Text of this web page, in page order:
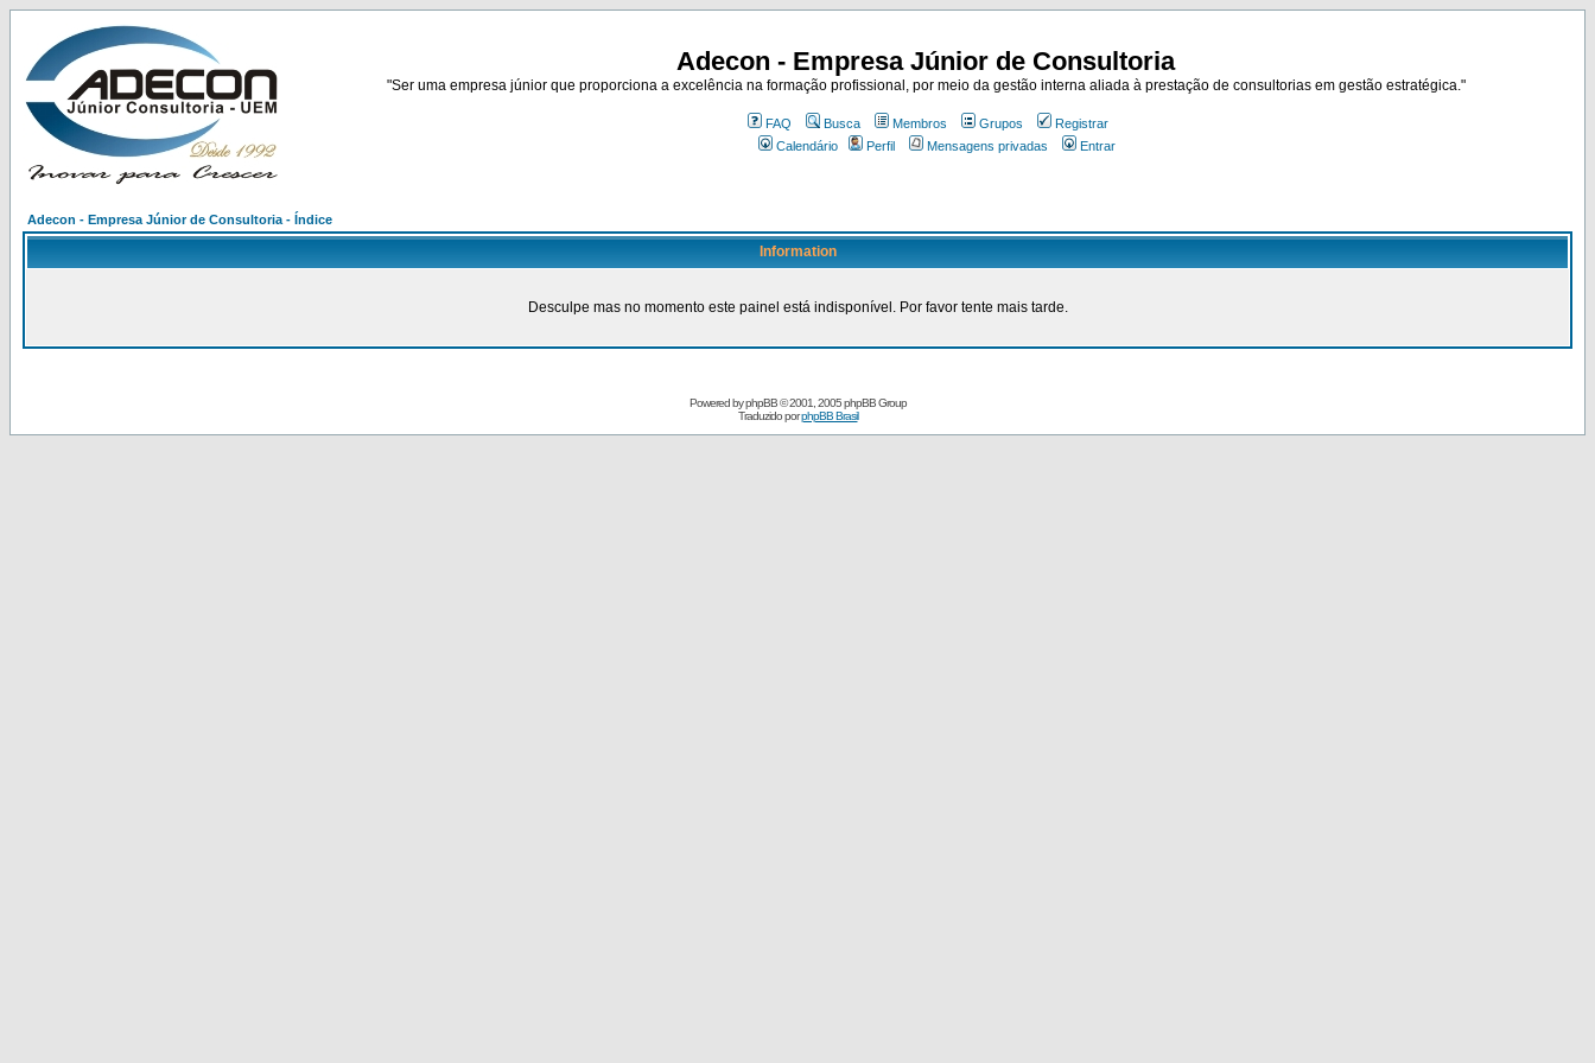
Adecon - Empresa Júnior de Consultoria
"Ser uma empresa júnior que proporciona a excelência na formação profissional, por meio da gestão interna aliada à prestação de consultorias em gestão estratégica."
FAQ Busca Membros Grupos
Registrar
Calendário
Perfil Mensagens privadas Entrar
Adecon - Empresa Júnior de Consultoria - Índice
Information
Desculpe mas no momento este painel está indisponível. Por favor tente mais tarde.
Powered byphpBB© 2001, 2005 phpBB Group
Traduzido porphpBB Brasil